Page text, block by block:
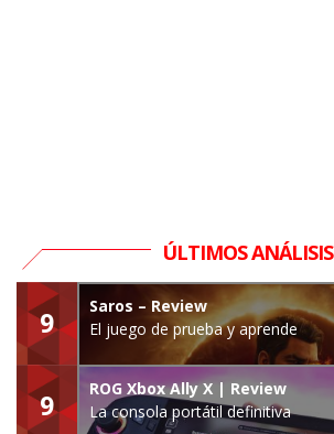
ÚLTIMOS ANÁLISIS
9
Saros – Review
El juego de prueba y aprende
9
ROG Xbox Ally X | Review
La consola portátil definitiva